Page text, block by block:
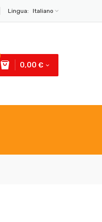
Lingua: Italiano
0,00 €